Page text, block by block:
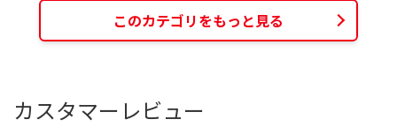
このカテゴリをもっと見る
カスタマーレビュー